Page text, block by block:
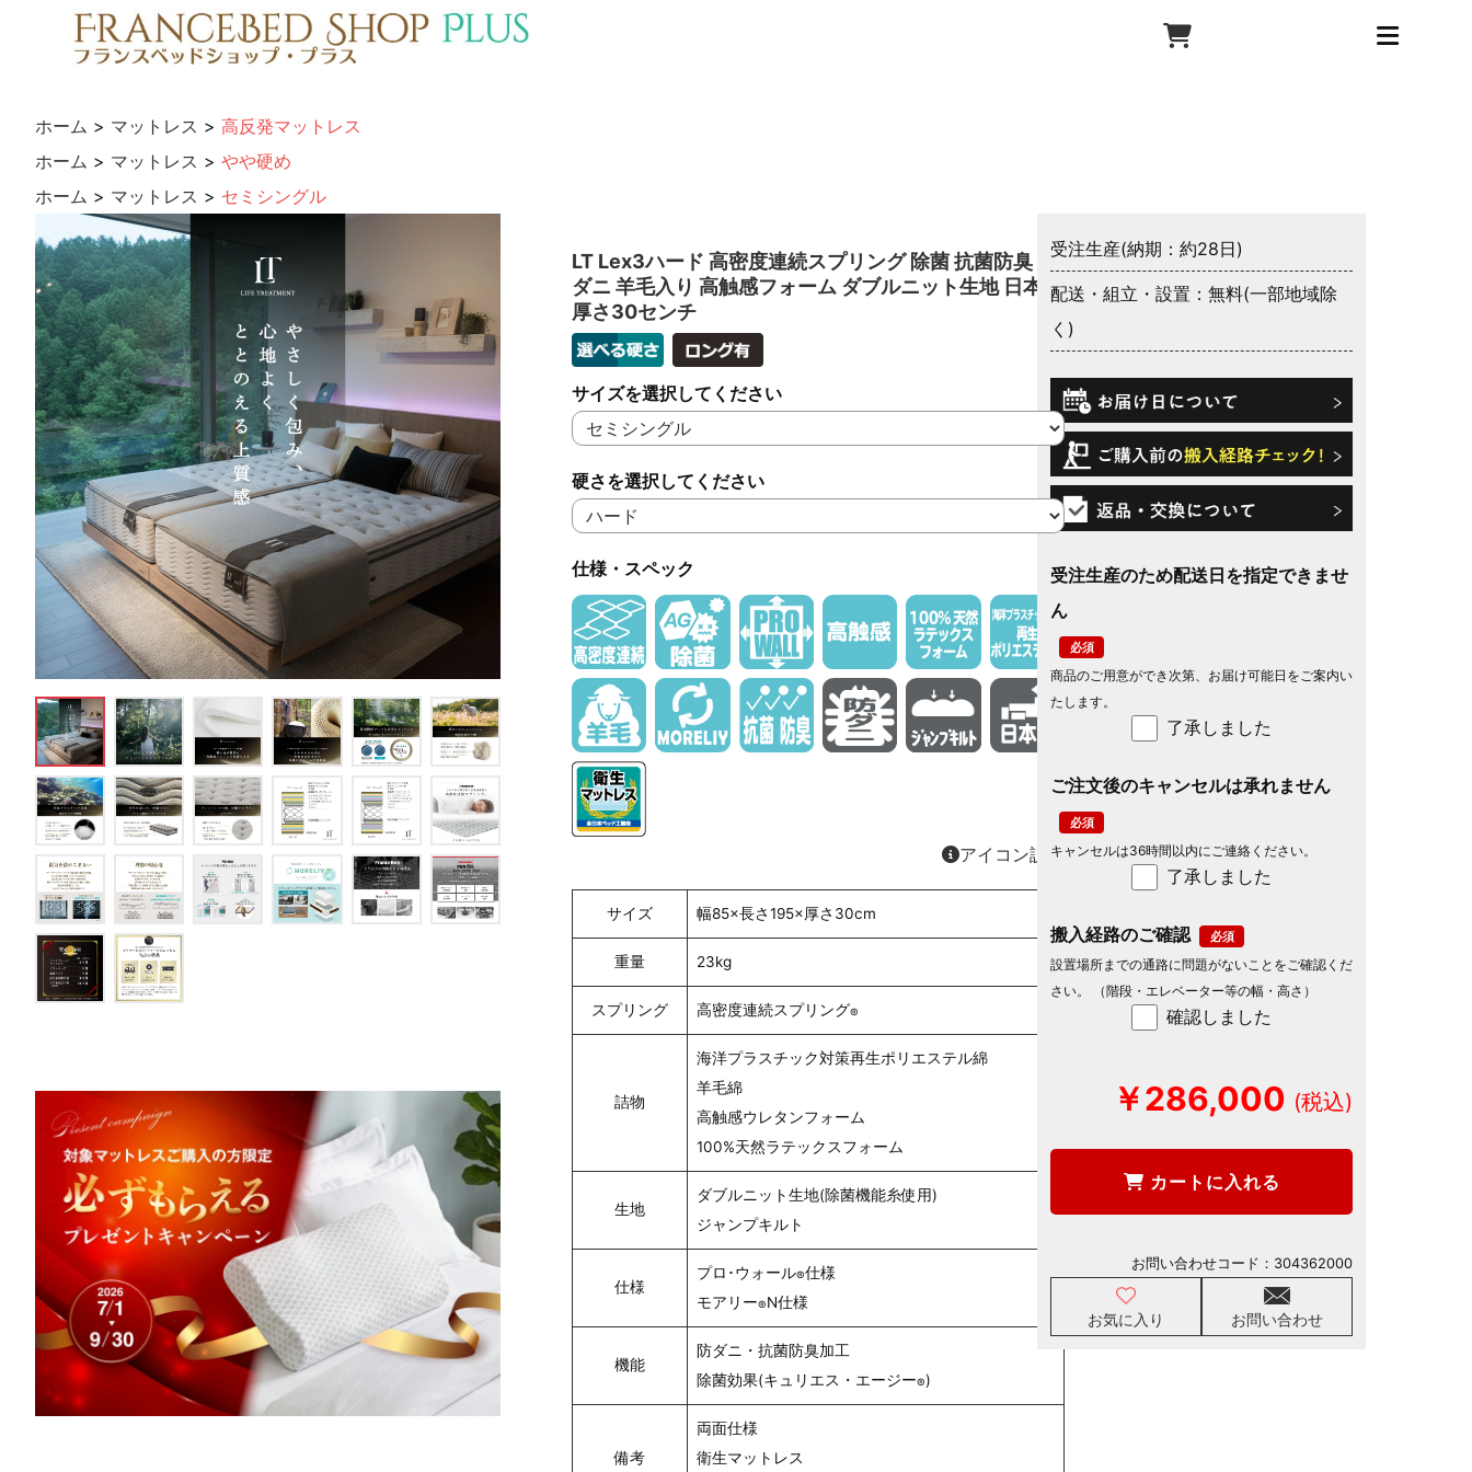
ホーム > マットレス > 高反発マットレス
ホーム > マットレス > やや硬め
ホーム > マットレス > セミシングル
LT Lex3ハード 高密度連続スプリング 除菌 抗菌防臭 防
ダニ 羊毛入り 高触感フォーム ダブルニット生地 日本製
厚さ30センチ
サイズを選択してください
硬さを選択してください
仕様・スペック
アイコン説明
サイズ 幅85×長さ195×厚さ30cm
重量 23kg
スプリング 高密度連続スプリング®
詰物
海洋プラスチック対策再生ポリエステル綿
羊毛綿
高触感ウレタンフォーム
100%天然ラテックスフォーム
生地
ダブルニット生地(除菌機能糸使用)
ジャンプキルト
仕様
プロ･ウォール®仕様
モアリー®N仕様
機能
防ダニ・抗菌防臭加工
除菌効果(キュリエス・エージー®)
備考
両面仕様
衛生マットレス
受注生産(納期：約28日)
配送・組立・設置：無料(一部地域除
く)
受注生産のため配送日を指定できませ
ん
了承しました
商品のご用意ができ次第、お届け可能日をご案内い
たします。
ご注文後のキャンセルは承れません
了承しました
キャンセルは36時間以内にご連絡ください。
搬入経路のご確認
確認しました
設置場所までの通路に問題がないことをご確認くだ
さい。 （階段・エレベーター等の幅・高さ）
￥286,000
カートに入れる
お気に入り お問い合わせ
お問い合わせコード： 304362000